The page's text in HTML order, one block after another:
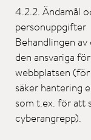
4.2.2. Ändamål
personuppgifter
Behandlingen
den ansvariga
webbplatsen
säker hantering
som t.ex. för att
cyberangrepp).